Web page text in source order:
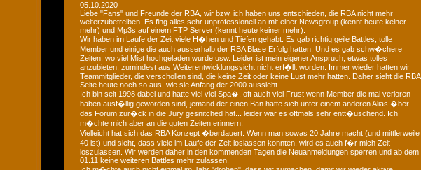
05.10.2020
Liebe "Fans" und Freunde der RBA, wir bzw. ich haben uns entschieden, die RBA nicht mehr
weiterzubetreiben. Es fing alles sehr unprofessionell an mit einer Newsgroup (kennt heute keiner
mehr) und Mp3s auf einem FTP Server (kennt heute keiner mehr).
Wir haben im Laufe der Zeit viele H�hen und Tiefen gehabt. Es gab richtig geile Battles, tolle
Member und einige die auch ausserhalb der RBA Blase Erfolg hatten. Und es gab schw�chere
Zeiten, wo viel Mist hochgeladen wurde usw. Leider ist mein eigener Anspruch, etwas tolles
anzubieten, zumindest aus Weiterentwicklungssicht nicht erf�llt worden. Immer wieder hatten wir
Teammitglieder, die verschollen sind, die keine Zeit oder keine Lust mehr hatten. Daher sieht die RBA
Seite heute noch so aus, wie sie Anfang der 2000 aussieht.
Ich bin seit 1998 dabei und hatte viel viel Spa�, oft auch viel Frust wenn Member die mal verloren
haben ausf�llig geworden sind, jemand der einen Ban hatte sich unter einem anderen Alias �ber
das Forum zur�ck in die Jury gesnitched hat... leider war es oftmals sehr entt�uschend. Ich
m�chte mich aber an die guten Zeiten erinnern.
Vielleicht hat sich das RBA Konzept �berdauert. Wenn man sowas 20 Jahre macht (und mittlerweile
40 ist) und sieht, dass viele im Laufe der Zeit loslassen konnten, wird es auch f�r mich Zeit
loszulassen. Wir werden daher in den kommenden Tagen die Neuanmeldungen sperren und ab dem
01.11 keine weiteren Battles mehr zulassen.